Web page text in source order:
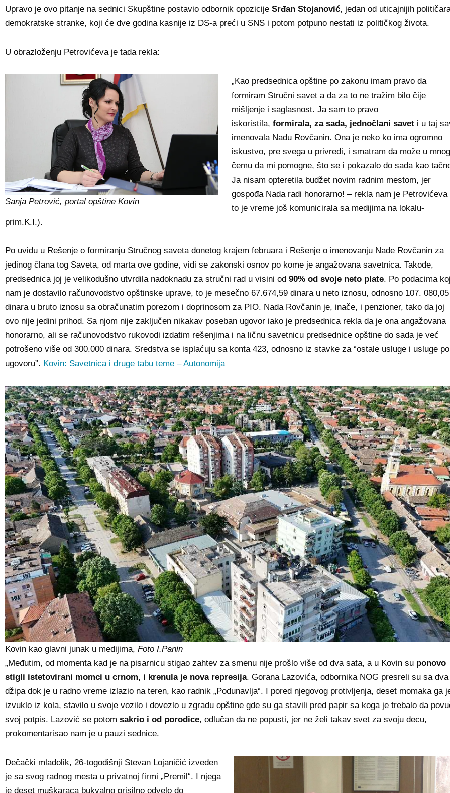
Upravo je ovo pitanje na sednici Skupštine postavio odbornik opozicije Srđan Stojanović, jedan od uticajnijih
demokratske stranke, koji će dve godina kasnije iz DS-a preći u SNS i potom potpuno nestati iz političkog života.
U obrazloženju Petrovićeva je tada rekla:
Sanja Petrović, portal opštine Kovin
„Kao predsednica opštine po zakonu imam pravo da
formiram Stručni savet a da za to ne tražim bilo čije
mišljenje i saglasnost. Ja sam to pravo
iskoristila, formirala, za sada, jednočlani saveti u taj
imenovala Nadu Rovčanin. Ona je neko ko ima ogromno
iskustvo, pre svega u privredi, i smatram da može u
čemu da mi pomogne, što se i pokazalo do sada kao
Ja nisam opteretila budžet novim radnim mestom, jer
gospođa Nada radi honorarno! – rekla nam je Petrovićeva
to je vreme još komunicirala sa medijima na lokalu-
prim.K.I.).
Po uvidu u Rešenje o formiranju Stručnog saveta donetog krajem februara i Rešenje o imenovanju Nade Rovčanin za
jedinog člana tog Saveta, od marta ove godine, vidi se zakonski osnov po kome je angažovana savetnica. Takođe,
predsednica joj je velikodušno utvrdila nadoknadu za stručni rad u visini od 90% od svoje neto plate. Po podacima
nam je dostavilo računovodstvo opštinske uprave, to je mesečno 67.674,59 dinara u neto iznosu, odnosno 107. 080,05
dinara u bruto iznosu sa obračunatim porezom i doprinosom za PIO. Nada Rovčanin je, inače, i penzioner, tako da joj
ovo nije jedini prihod. Sa njom nije zaključen nikakav poseban ugovor iako je predsednica rekla da je ona angažovana
honorarno, ali se računovodstvo rukovodi izdatim rešenjima i na ličnu savetnicu predsednice opštine do sada je već
potrošeno više od 300.000 dinara. Sredstva se isplaćuju sa konta 423, odnosno iz stavke za “ostale usluge i usluge po
ugovoru”. Kovin: Savetnica i druge tabu teme – Autonomija
Kovin kao glavni junak u medijima, Foto I.Panin
„Međutim, od momenta kad je na pisarnicu stigao zahtev za smenu nije prošlo više od dva sata, a u Kovin su ponovo
stigli istetovirani momci u crnom, i krenula je nova represija. Gorana Lazovića, odbornika NOG presreli su sa dva
džipa dok je u radno vreme izlazio na teren, kao radnik „Podunavlja“. I pored njegovog protivljenja, deset momaka ga
izvuklo iz kola, stavilo u svoje vozilo i dovezlo u zgradu opštine gde su ga stavili pred papir sa koga je trebalo da
svoj potpis. Lazović se potom sakrio i od porodice, odlučan da ne popusti, jer ne želi takav svet za svoju decu,
prokomentarisao nam je u pauzi sednice.
Dečački mladolik, 26-togodišnji Stevan Lojaničić izveden
je sa svog radnog mesta u privatnoj firmi „Premil“. I njega
je deset muškaraca bukvalno prisilno odvelo do